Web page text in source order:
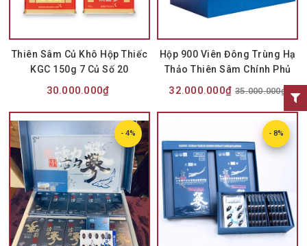
Thiên Sâm Củ Khô Hộp Thiếc
KGC 150g 7 Củ Số 20
30.000.000₫
Hộp 900 Viên Đông Trùng Hạ
Thảo Thiên Sâm Chính Phủ
32.000.000₫ 35.000.000₫
- 4% - 8%